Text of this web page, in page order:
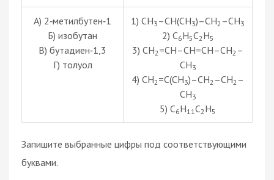
А) 2‑метилбутен‑1
Б) изобутан
В) бутадиен‑1,3
Г) толуол
1) CH3 –CH(CH3)–CH2 –CH3
2) C6H5C2 H5
3) CH2 =CH–CH=CH–CH2 –
CH3
4) CH2 =C(CH3)–CH2 –CH2 –
CH3
5) C6H11 C2 H5
Запишите выбранные цифры под соответствующими
буквами.